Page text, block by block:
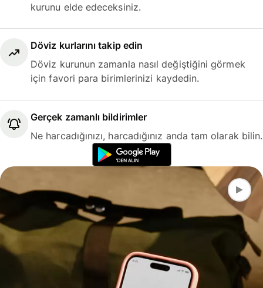
kurunu elde edeceksiniz.
Döviz kurlarını takip edin
Döviz kurunun zamanla nasıl değiştiğini görmek
için favori para birimlerinizi kaydedin.
Gerçek zamanlı bildirimler
Ne harcadığınızı, harcadığınız anda tam olarak bilin.